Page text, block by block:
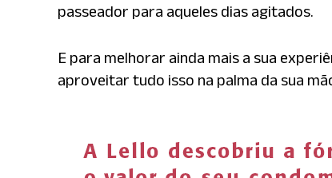
passeador para aqueles dias agitados.
E para melhorar ainda mais a sua
aproveitar tudo isso na palma da sua